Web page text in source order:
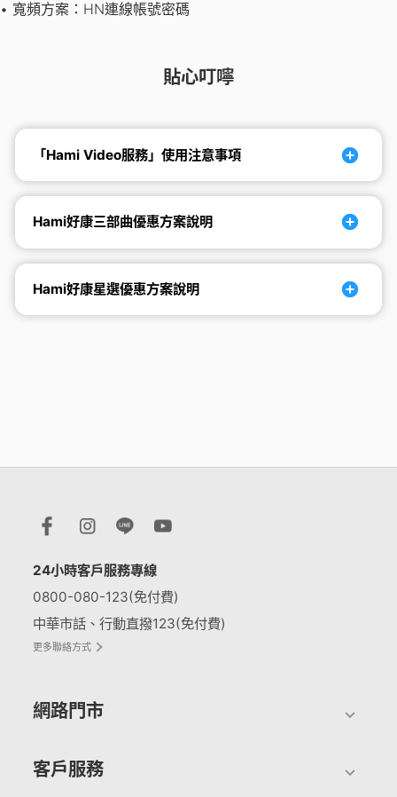
• 寬頻方案：HN連線帳號密碼
貼心叮嚀
「Hami Video服務」使用注意事項
Hami好康三部曲優惠方案說明
Hami好康星選優惠方案說明
24小時客戶服務專線
0800-080-123(免付費)
中華市話、行動直撥123(免付費)
更多聯絡方式
網路門市
客戶服務